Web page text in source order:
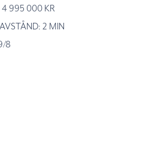
4 995 000 KR
2 MIN
8